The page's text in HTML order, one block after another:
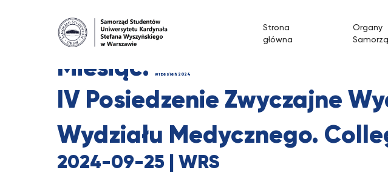
Strona
główna
Organy
Miesiąc: wrzesień 2024
IV Posiedzenie Zwyczajne
Wydziału Medycznego.
2024-09-25 | WRS